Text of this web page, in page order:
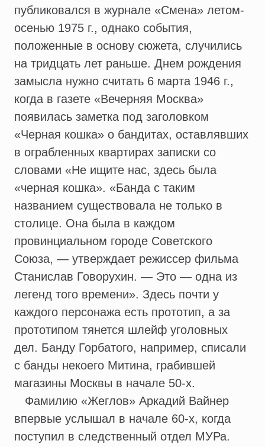
публиковался в журнале «Смена» летом-
осенью 1975 г., однако события,
положенные в основу сюжета, случились
на тридцать лет раньше. Днем рождения
замысла нужно считать 6 марта 1946 г.,
когда в газете «Вечерняя Москва»
появилась заметка под заголовком
«Черная кошка» о бандитах, оставлявших
в ограбленных квартирах записки со
словами «Не ищите нас, здесь была
«черная кошка». «Банда с таким
названием существовала не только в
столице. Она была в каждом
провинциальном городе Советского
Союза, — утверждает режиссер фильма
Станислав Говорухин. — Это — одна из
легенд того времени». Здесь почти у
каждого персонажа есть прототип, а за
прототипом тянется шлейф уголовных
дел. Банду Горбатого, например, списали
с банды некоего Митина, грабившей
магазины Москвы в начале 50-х.
Фамилию «Жеглов» Аркадий Вайнер
впервые услышал в начале 60-х, когда
поступил в следственный отдел МУРа.